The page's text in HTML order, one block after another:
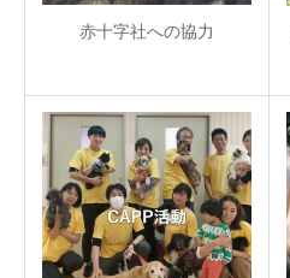
赤十字社への協力